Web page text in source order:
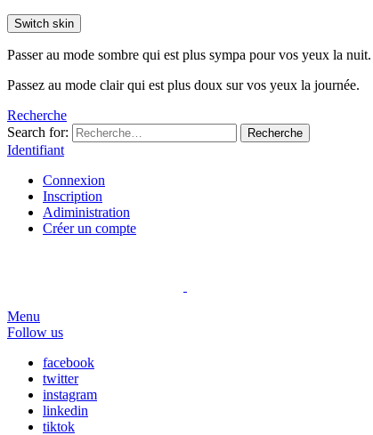
Switch skin
Passer au mode sombre qui est plus sympa pour vos yeux la nuit.
Passez au mode clair qui est plus doux sur vos yeux la journée.
Recherche
Search for:
Recherche
Identifiant
Connexion
Inscription
Adiministration
Créer un compte
Menu
Follow us
facebook
twitter
instagram
linkedin
tiktok